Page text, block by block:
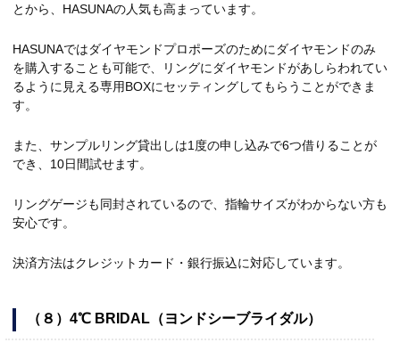
とから、HASUNAの人気も高まっています。
HASUNAではダイヤモンドプロポーズのためにダイヤモンドのみ
を購入することも可能で、リングにダイヤモンドがあしらわれてい
るように見える専用BOXにセッティングしてもらうことができま
す。
また、サンプルリング貸出しは1度の申し込みで6つ借りることが
でき、10日間試せます。
リングゲージも同封されているので、指輪サイズがわからない方も
安心です。
決済方法はクレジットカード・銀行振込に対応しています。
（８）4℃ BRIDAL（ヨンドシーブライダル）